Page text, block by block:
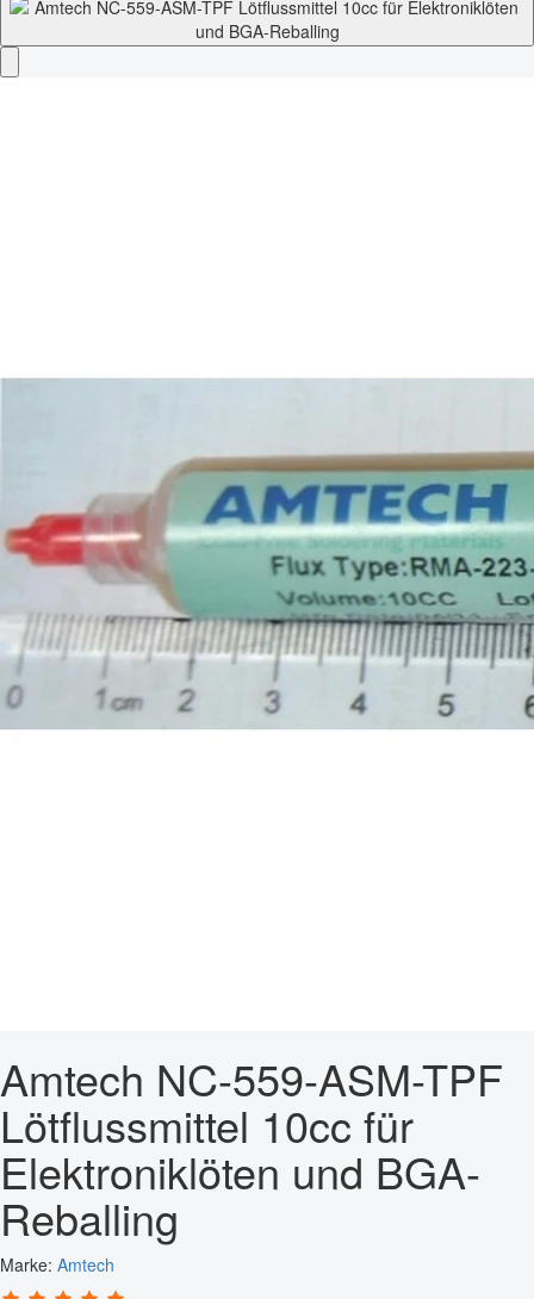
Amtech NC-559-ASM-TPF
Lötflussmittel 10cc für
Elektroniklöten und BGA-
Reballing
Marke: Amtech